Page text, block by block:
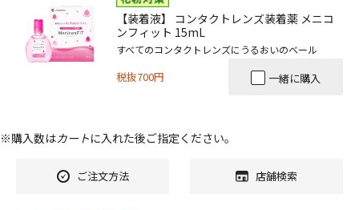
【装着液】 コンタクトレンズ装着薬 メニコ
ンフィット 15mL
すべてのコンタクトレンズにうるおいのベール
税抜700円 一緒に購入
※購入数はカートに入れた後ご指定ください。
ご注文方法 店舗検索